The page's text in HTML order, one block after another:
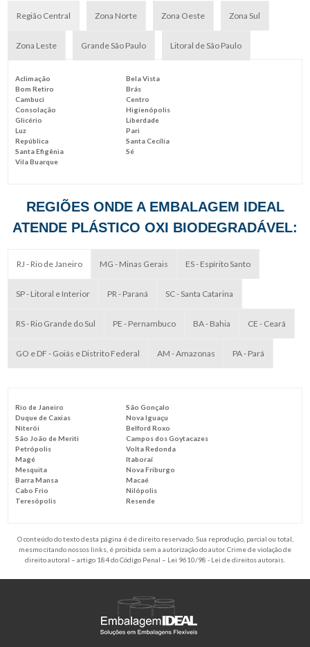
Região Central Zona Norte Zona Oeste Zona Sul
Zona Leste Grande São Paulo Litoral de São Paulo
Aclimação
Bela Vista
Bom Retiro
Brás
Cambuci
Centro
Consolação
Higienópolis
Glicério
Liberdade
Luz
Pari
República
Santa Cecília
Santa Efigênia
Sé
Vila Buarque
REGIÕES ONDE A EMBALAGEM IDEAL
ATENDE PLÁSTICO OXI BIODEGRADÁVEL:
RJ - Rio de Janeiro MG - Minas Gerais ES - Espírito Santo
SP - Litoral e Interior PR - Paraná SC - Santa Catarina
RS - Rio Grande do Sul PE - Pernambuco BA - Bahia CE - Ceará
GO e DF - Goiás e Distrito Federal AM - Amazonas PA - Pará
Rio de Janeiro
São Gonçalo
Duque de Caxias
Nova Iguaçu
Niterói
Belford Roxo
São João de Meriti
Campos dos Goytacazes
Petrópolis
Volta Redonda
Magé
Itaboraí
Mesquita
Nova Friburgo
Barra Mansa
Macaé
Cabo Frio
Nilópolis
Teresópolis
Resende
O conteúdo do texto desta página é de direito reservado. Sua reprodução, parcial ou total,
mesmo citando nossos links, é proibida sem a autorização do autor. Crime de violação de
direito autoral – artigo 184 do Código Penal – Lei 9610/98 - Lei de direitos autorais